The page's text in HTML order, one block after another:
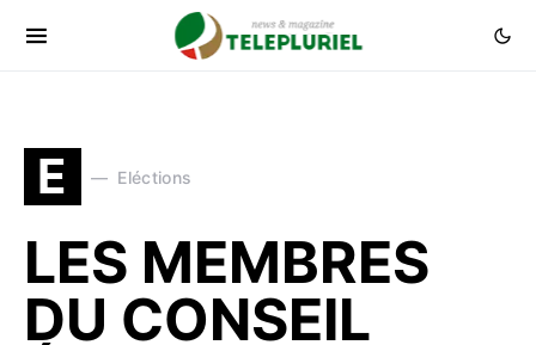
E Eléctions
LES MEMBRES
DU CONSEIL